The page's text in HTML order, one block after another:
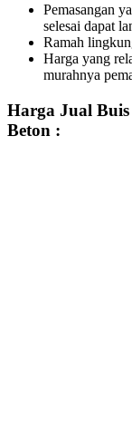
Pemasangan
selesai dapat
Ramah
Harga yang
murahnya
Harga Jual
Beton :